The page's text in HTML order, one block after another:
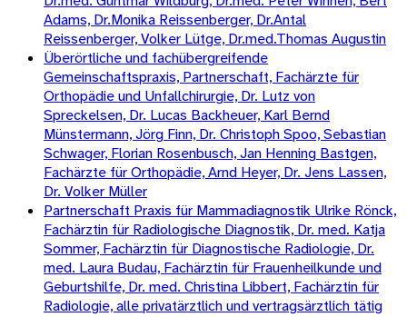
Adams, Dr.Monika Reissenberger, Dr.Antal
Reissenberger, Volker Lütge, Dr.med.Thomas Augustin
Überörtliche und fachübergreifende
Gemeinschaftspraxis, Partnerschaft, Fachärzte für
Orthopädie und Unfallchirurgie, Dr. Lutz von
Spreckelsen, Dr. Lucas Backheuer, Karl Bernd
Münstermann, Jörg Finn, Dr. Christoph Spoo, Sebastian
Schwager, Florian Rosenbusch, Jan Henning Bastgen,
Fachärzte für Orthopädie, Arnd Heyer, Dr. Jens Lassen,
Dr. Volker Müller
Partnerschaft Praxis für Mammadiagnostik Ulrike Rönck,
Fachärztin für Radiologische Diagnostik, Dr. med. Katja
Sommer, Fachärztin für Diagnostische Radiologie, Dr.
med. Laura Budau, Fachärztin für Frauenheilkunde und
Geburtshilfe, Dr. med. Christina Libbert, Fachärztin für
Radiologie, alle privatärztlich und vertragsärztlich tätig